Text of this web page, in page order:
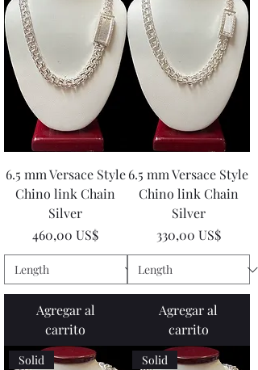
6.5 mm Versace Style
Chino link Chain
Silver
Precio
460,00 US$
Agregar al
carrito
6.5 mm Versace Style
Chino link Chain
Silver
Precio
330,00 US$
Agregar al
carrito
Solid Solid